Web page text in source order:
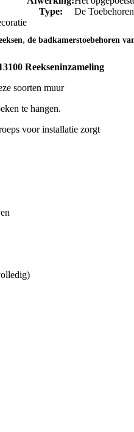
Type:
De
, de badkamerstoebehoren
Reekseninzameling
soorten muur
te hangen.
voor installatie zorgt